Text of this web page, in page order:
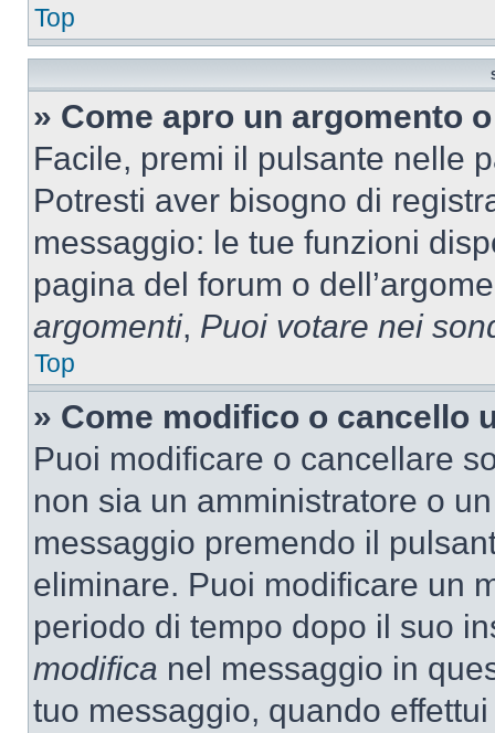
Top
» Come apro un argomento
Facile, premi il pulsante nelle
Potresti aver bisogno di
messaggio: le tue funzioni
pagina del forum o
argomenti, Puoi votare nei
Top
» Come modifico o cancello
Puoi modificare o cancellare
non sia un amministratore o
messaggio premendo il
eliminare. Puoi modificare un
periodo di tempo dopo il suo
modifica nel messaggio in
tuo messaggio, quando